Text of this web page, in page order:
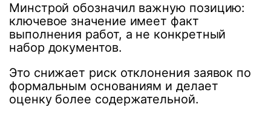
Минстрой обозначил важную позицию:
ключевое значение имеет факт
выполнения работ, а не конкретный
набор документов.
Это снижает риск отклонения заявок по
формальным основаниям и делает
оценку более содержательной.